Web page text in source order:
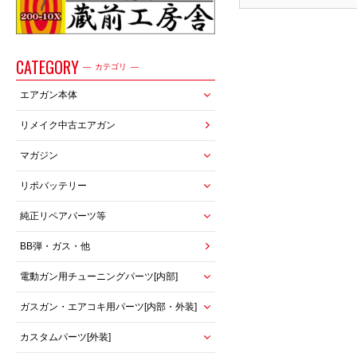
CATEGORY カテゴリ
エアガン本体
リメイク中古エアガン
マガジン
リポバッテリー
純正リペアパーツ等
BB弾・ガス・他
電動ガン用チューニングパーツ[内部]
ガスガン・エアコキ用パーツ[内部・外装]
カスタムパーツ[外装]